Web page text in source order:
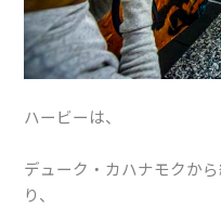
ハービーは、
デューク・カハナモクか
り、